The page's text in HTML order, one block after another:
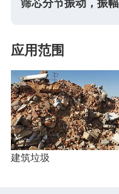
便捷筛芯分节振动，振
应用范围
建筑垃圾